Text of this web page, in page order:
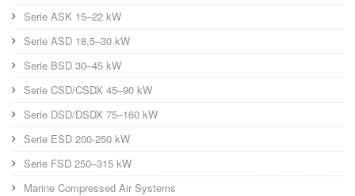
Serie ASK 15–22 kW
Serie ASD 18,5–30 kW
Serie BSD 30–45 kW
Serie CSD/CSDX 45–90 kW
Serie DSD/DSDX 75–160 kW
Serie ESD 200-250 kW
Serie FSD 250–315 kW
Marine Compressed Air Systems